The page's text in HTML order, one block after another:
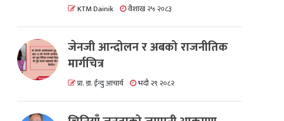
KTM Dainik वैशाख २५ २०८३
जेनजी आन्दोलन र अबको राजनीतिक
मार्गचित्र
प्रा. डा. ईन्दु आचार्य भदौ २९ २०८२